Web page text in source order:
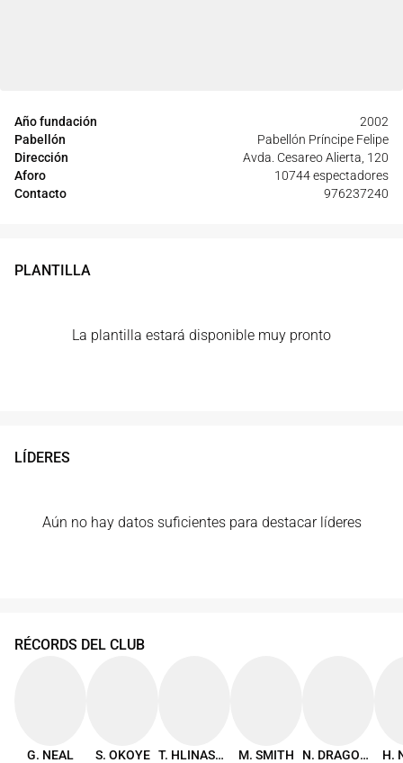
Año fundación
2002
Pabellón
Pabellón Príncipe Felipe
Dirección
Avda. Cesareo Alierta, 120
Aforo
10744 espectadores
Contacto
976237240
PLANTILLA
La plantilla estará disponible muy pronto
LÍDERES
Aún no hay datos suficientes para destacar líderes
RÉCORDS DEL CLUB
G. NEAL S. OKOYE T. HLINASON M. SMITH N. DRAGOVIC H.